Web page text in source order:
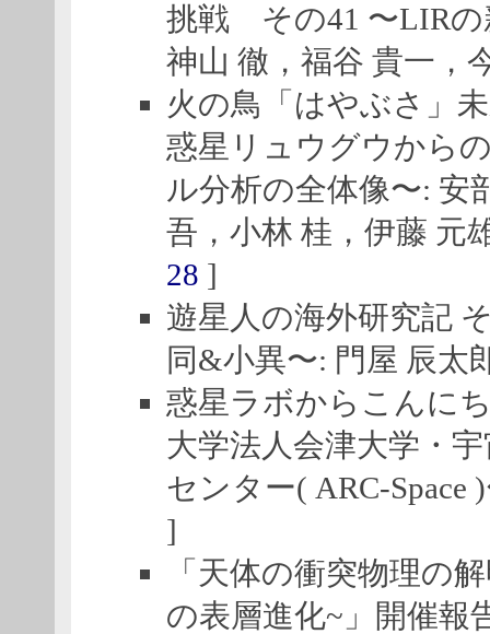
挑戦 その41 〜LIRの
神山 徹，福谷 貴一，
火の鳥「はやぶさ」
惑星リュウグウから
ル分析の全体像〜: 安
吾，小林 桂，伊藤 元
28 ]
遊星人の海外研究記
同&小異〜: 門屋 辰太
惑星ラボからこんに
大学法人会津大学・
センター( ARC-Space
]
「天体の衝突物理の
の表層進化~」開催報